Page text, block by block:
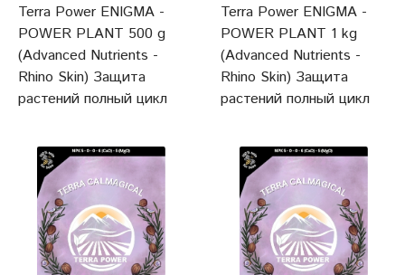
Terra Power ENIGMA -
POWER PLANT 500 g
(Advanced Nutrients -
Rhino Skin) Защита
растений полный цикл
Terra Power ENIGMA -
POWER PLANT 1 kg
(Advanced Nutrients -
Rhino Skin) Защита
растений полный цикл